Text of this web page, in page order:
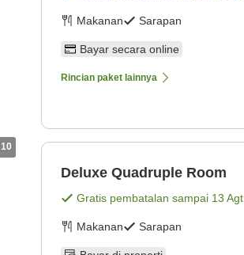
10
Makanan Sarapan
Bayar secara online
Rincian paket lainnya
Deluxe Quadruple Room
Gratis pembatalan sampai 13 Agt
Makanan Sarapan